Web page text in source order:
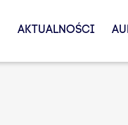
AKTUALNOŚCI